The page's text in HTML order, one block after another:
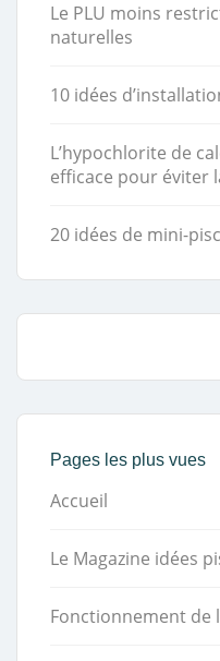
Le PLU moins
naturelles
10 idées
L’hypochlorite de
efficace pour éviter
20 idées de mini-
Pages les plus vues
Accueil
Le Magazine idées
Fonctionnement de